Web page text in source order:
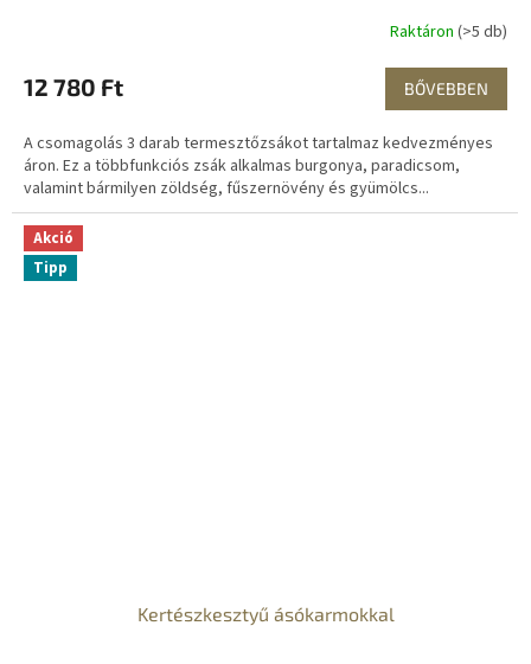
Raktáron (>5 db)
12 780 Ft BŐVEBBEN
A csomagolás 3 darab termesztőzsákot tartalmaz kedvezményes
áron. Ez a többfunkciós zsák alkalmas burgonya, paradicsom,
valamint bármilyen zöldség, fűszernövény és gyümölcs...
Akció
Tipp
Kertészkesztyű ásókarmokkal